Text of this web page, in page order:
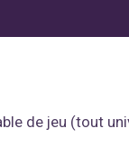
de jeu (tout